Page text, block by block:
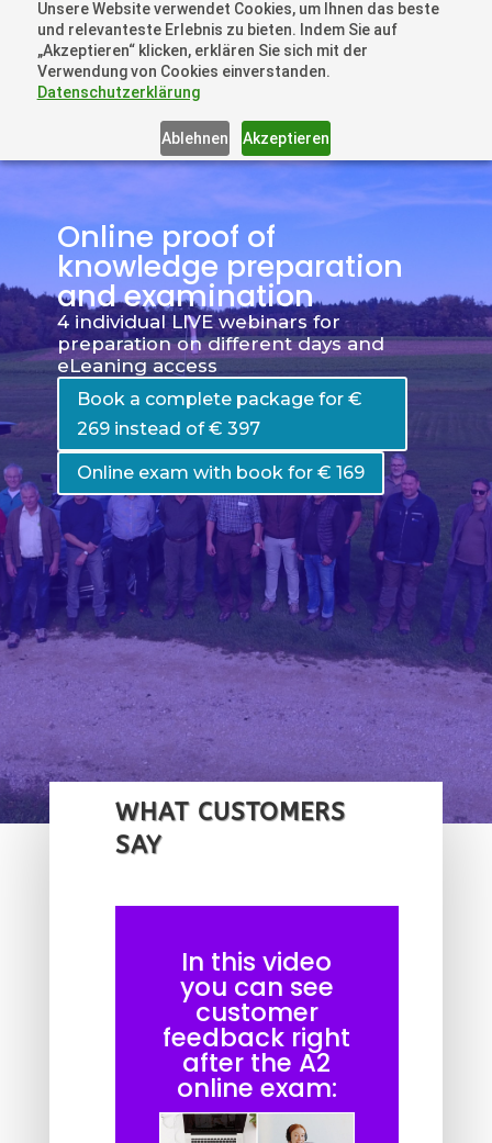
Unsere Website verwendet Cookies, um Ihnen das beste
und relevanteste Erlebnis zu bieten. Indem Sie auf
„Akzeptieren“ klicken, erklären Sie sich mit der
Verwendung von Cookies einverstanden.
Datenschutzerklärung
Ablehnen Akzeptieren
+41 44505 6667 oder +49 157 3598 0006
info@dronelions.academy
Online proof of
knowledge preparation
and examination
4 individual LIVE webinars for
preparation on different days and
eLeaning access
Book a complete package for €
269 instead of € 397
Online exam with book for € 169
WHAT CUSTOMERS
SAY
In this video
you can see
customer
feedback right
after the A2
online exam: